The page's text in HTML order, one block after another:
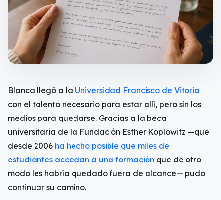
Blanca llegó a la Universidad Francisco de Vitoria
con el talento necesario para estar allí, pero sin los
medios para quedarse. Gracias a la beca
universitaria de la Fundación Esther Koplowitz —que
desde 2006 ha hecho posible que miles de
estudiantes accedan a una formación que de otro
modo les habría quedado fuera de alcance— pudo
continuar su camino.